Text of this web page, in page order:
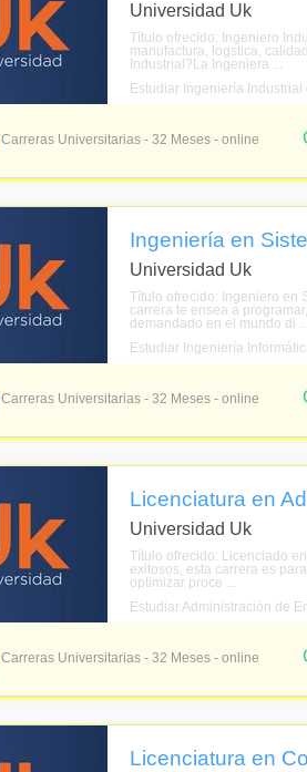
Universidad Uk
Título ofrecido: Ingeniero
manufactura, logstica,
Industrial?La Ingeniera ...
Estudiar Ingeniería Industrial
Carreras Universitarias - 32 Meses - online
Ingeniería en
Universidad Uk
Título ofrecido: Ingeniero en
carrera te ensea a
demandado en el mundo di ...
Estudiar Ingeniería
Carreras Universitarias - 32 Meses - online
Licenciatura en
Universidad Uk
Título ofrecido: Licenciado
exitosos, esta carrera es
optimizar proce ...
Estudiar Administración de
Carreras Universitarias - 32 Meses - online
Licenciatura en